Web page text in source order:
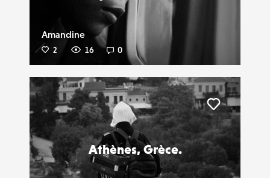
Amandine
2 16 0
Athènes, Grèce.
Liker